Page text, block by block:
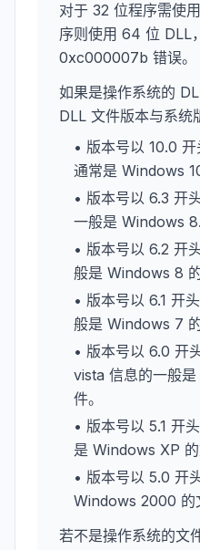
对于 32 位程序需使
序则使用 64 位 DLL
0xc000007b 错误。
如果是操作系统的
DLL 文件版本与系统
• 版本号以 10.0
通常是 Windows
• 版本号以 6.3 开
一般是 Windows
• 版本号以 6.2 开
般是 Windows 8 的
• 版本号以 6.1 开
般是 Windows 7 的
• 版本号以 6.0 开
vista 信息的一般
件。
• 版本号以 5.1 开
是 Windows XP 的
• 版本号以 5.0 开
Windows 2000 的
若不是操作系统的文